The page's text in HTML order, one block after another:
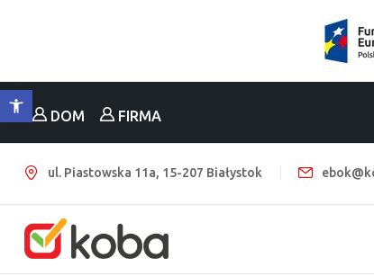
DOM FIRMA
ul. Piastowska 11a, 15-207 Białystok
Otwórz pasek narzędzi